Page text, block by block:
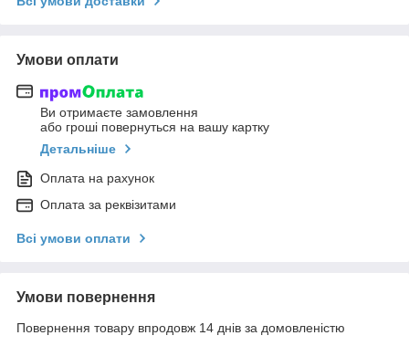
Умови оплати
Ви отримаєте замовлення
або гроші повернуться на вашу картку
Детальніше
Оплата на рахунок
Оплата за реквізитами
Всі умови оплати
Умови повернення
Повернення товару впродовж 14 днів за домовленістю